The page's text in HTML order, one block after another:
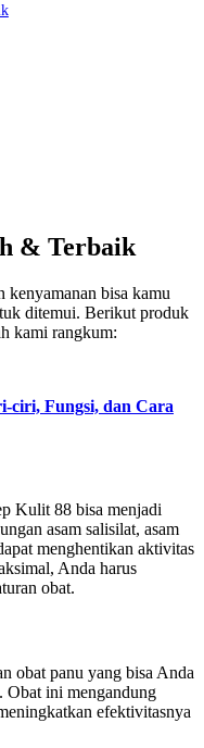
& Terbaik
kenyamanan bisa kamu
ditemui. Berikut produk
kami rangkum:
ciri, Fungsi, dan Cara
Kulit 88 bisa menjadi
asam salisilat, asam
menghentikan aktivitas
Anda harus
obat.
obat panu yang bisa Anda
Obat ini mengandung
efektivitasnya